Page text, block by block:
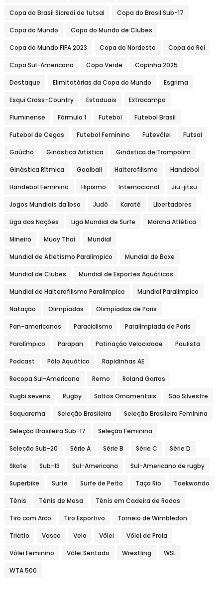
Copa do Brasil Sicredi de futsal Copa do Brasil Sub-17
Copa do Mundo Copa do Mundo de Clubes
Copa do Mundo FIFA 2023 Copa do Nordeste Copa do Rei
Copa Sul-Americana Copa Verde Copinha 2025
Destaque Elimitatórias da Copa do Mundo Esgrima
Esqui Cross-Country Estaduais Extracampo
Fluminense Fórmula 1 Futebol Futebol Brasil
Futebol de Cegos Futebol Feminino Futevôlei Futsal
Gaúcho Ginástica Artística Ginástica de Trampolim
Ginástica Rítmica Goalball Halterofilismo Handebol
Handebol Feminino Hipismo Internacional Jiu-jitsu
Jogos Mundiais da Ibsa Judô Karatê Libertadores
Liga das Nações Liga Mundial de Surfe Marcha Atlética
Mineiro Muay Thai Mundial
Mundial de Atletismo Paralímpico Mundial de Boxe
Mundial de Clubes Mundial de Esportes Aquáticos
Mundial de Halterofilismo Paralímpico Mundial Paralímpico
Natação Olimpíadas Olimpíadas de Paris
Pan-americanos Paraciclismo Paralimpíada de Paris
Paralímpico Parapan Patinação Velocidade Paulista
Podcast Pólo Aquático Rapidinhas AE
Recopa Sul-Americana Remo Roland Garros
Rugbi sevens Rugby Saltos Ornamentais São Silvestre
Saquarema Seleção Brasileira Seleção Brasileira Feminina
Seleção Brasileira Sub-17 Seleção Feminina
Seleção Sub-20 Série A Série B Série C Série D
Skate Sub-13 Sul-Americana Sul-Americano de rugby
Superbike Surfe Surfe de Peito Taça Rio Taekwondo
Tênis Tênis de Mesa Tênis em Cadeira de Rodas
Tiro com Arco Tiro Esportivo Torneio de Wimbledon
Triatlo Vasco Vela Vôlei Vôlei de Praia
Vôlei Feminino Vôlei Sentado Wrestling WSL
WTA 500